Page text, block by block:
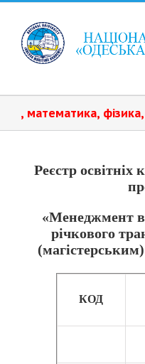
фізика,
Реєстр освітніх
«Менеджмент в
річкового
КОД